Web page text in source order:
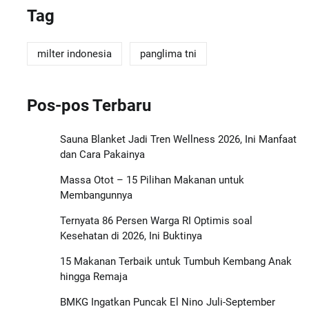
Tag
milter indonesia panglima tni
Pos-pos Terbaru
Sauna Blanket Jadi Tren Wellness 2026, Ini Manfaat
dan Cara Pakainya
Massa Otot – 15 Pilihan Makanan untuk
Membangunnya
Ternyata 86 Persen Warga RI Optimis soal
Kesehatan di 2026, Ini Buktinya
15 Makanan Terbaik untuk Tumbuh Kembang Anak
hingga Remaja
BMKG Ingatkan Puncak El Nino Juli-September